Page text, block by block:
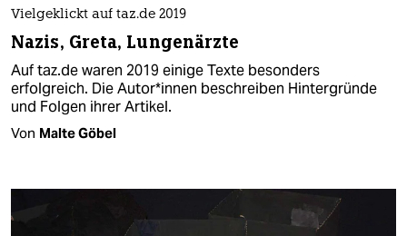
Vielgeklickt auf taz.de 2019
Nazis, Greta, Lungenärzte
Auf taz.de waren 2019 einige Texte besonders
erfolgreich. Die Au­to­r*in­nen beschreiben Hintergründe
und Folgen ihrer Artikel.
Von Malte Göbel